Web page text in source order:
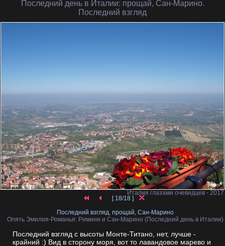
Последний день в Италии: прощай, Сан-Марино.
Последний взгляд
Италия глазами очевидцев - 2017
[ 18/18 ]
Последний взгляд, прощай, Сан-Марино
Опять Эмилия-Романья: Римини и Сан-Марино (Последний день в Италии)
Последний взгляд с высоты Монте-Титано, нет, лучше -
крайний :) Вид в сторону моря, вот то лавандовое марево и